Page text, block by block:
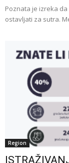
Poznata je izreka
ostavljati za sutra.
Region